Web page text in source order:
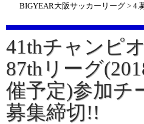
BIGYEAR大阪サッカーリーグ > 4.
41thチャンピ
87thリーグ
催予定)参加チ
募集締切!!